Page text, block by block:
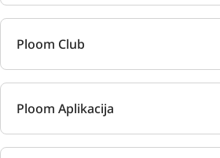
Ploom Club
Ploom Aplikacija